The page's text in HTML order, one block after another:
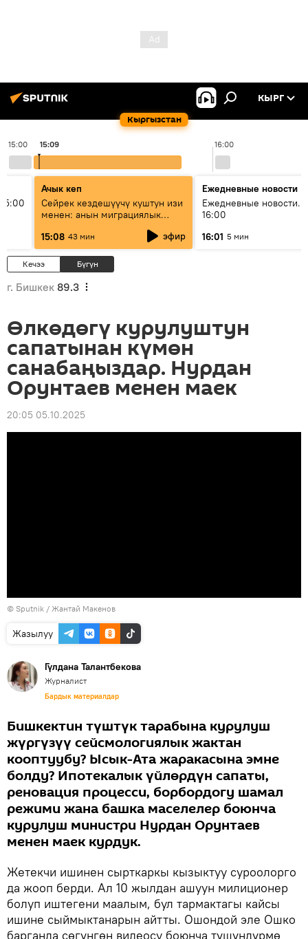
Кыргызстан
КЫРГ
15:00 16:00
15:09
Ачык кеп
Сейрек кездешүүчү куштун изи
менен: анын миграциялык
жолу эмнеден кабар берет?
15:08 43 мин эфир
Ежедневные новости
Ежедневные новости.
16:00
16:01 5 мин
Кечээ Бүгүн
г. Бишкек 89.3
Өлкөдөгү курулуштун
сапатынан күмөн
санабаңыздар. Нурдан
Орунтаев менен маек
20:05 05.10.2025
© Sputnik / Жантай Макенов
Жазылуу
Гүлдана Талантбекова
Журналист
Бардык материалдар
Бишкектин түштүк тарабына курулуш
жүргүзүү сейсмологиялык жактан
кооптуубу? Ысык-Ата жаракасына эмне
болду? Ипотекалык үйлөрдүн сапаты,
реновация процесси, борбордогу шамал
режими жана башка маселелер боюнча
курулуш министри Нурдан Орунтаев
менен маек курдук.
Жетекчи ишинен сырткаркы кызыктуу суроолорго
да жооп берди. Ал 10 жылдан ашуун милиционер
болуп иштегени маалым, бул тармактагы кайсы
ишине сыймыктанарын айтты. Ошондой эле Ошко
барганда сөгүнгөн видеосу боюнча түшүндүрмө